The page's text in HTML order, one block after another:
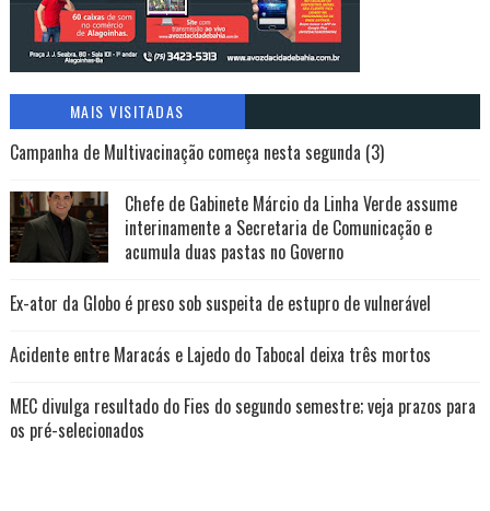
MAIS VISITADAS
Campanha de Multivacinação começa nesta segunda (3)
Chefe de Gabinete Márcio da Linha Verde assume
interinamente a Secretaria de Comunicação e
acumula duas pastas no Governo
Ex-ator da Globo é preso sob suspeita de estupro de vulnerável
Acidente entre Maracás e Lajedo do Tabocal deixa três mortos
MEC divulga resultado do Fies do segundo semestre; veja prazos para
os pré-selecionados